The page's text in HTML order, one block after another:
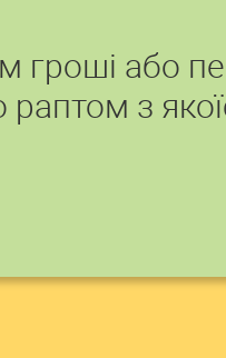
гроші або
з